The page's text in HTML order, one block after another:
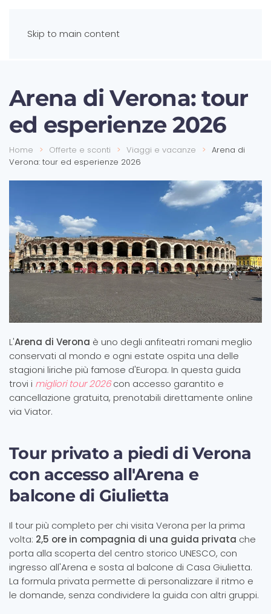
Skip to main content
Arena di Verona: tour
ed esperienze 2026
Home Offerte e sconti Viaggi e vacanze
Arena di
Verona: tour ed esperienze 2026
L'Arena di Verona è uno degli anfiteatri romani meglio
conservati al mondo e ogni estate ospita una delle
stagioni liriche più famose d'Europa. In questa guida
trovi i migliori tour 2026con accesso garantito e
cancellazione gratuita, prenotabili direttamente online
via Viator.
Tour privato a piedi di Verona
con accesso all'Arena e
balcone di Giulietta
Il tour più completo per chi visita Verona per la prima
volta: 2,5 ore in compagnia di una guida privata che
porta alla scoperta del centro storico UNESCO, con
ingresso all'Arena e sosta al balcone di Casa Giulietta.
La formula privata permette di personalizzare il ritmo e
le domande, senza condividere la guida con altri gruppi.